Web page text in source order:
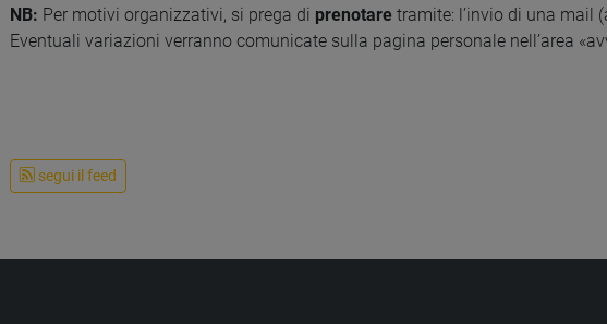
NB: Per motivi organizzativi, si prega di prenotare tramite: l’invio di una mail
Eventuali variazioni verranno comunicate sulla pagina personale nell’area
segui il feed